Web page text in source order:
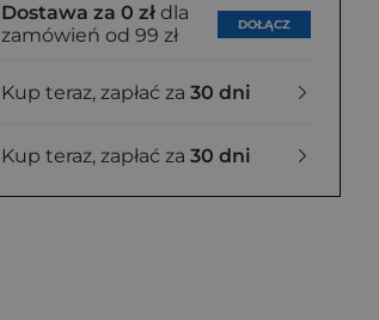
Dostawa za 0 zł dla
zamówień od 99 zł
DOŁĄCZ
Kup teraz, zapłać za 30 dni
Kup teraz, zapłać za 30 dni